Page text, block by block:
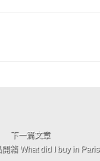
下一篇文章
開箱 What did I buy in Paris